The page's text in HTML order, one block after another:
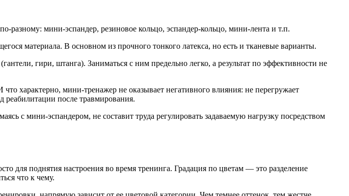
разному: мини-эспандер, резиновое кольцо, эспандер-кольцо, мини-лента и т.п.
материала. В основном из прочного тонкого латекса, но есть и тканевые варианты.
гири, штанга). Заниматься с ним предельно легко, а результат по эффективности не
характерно, мини-тренажер не оказывает негативного влияния: не перегружает
реабилитации после травмирования.
с мини-эспандером, не составит труда регулировать задаваемую нагрузку посредством
для поднятия настроения во время тренинга. Градация по цветам — это разделение
что к чему.